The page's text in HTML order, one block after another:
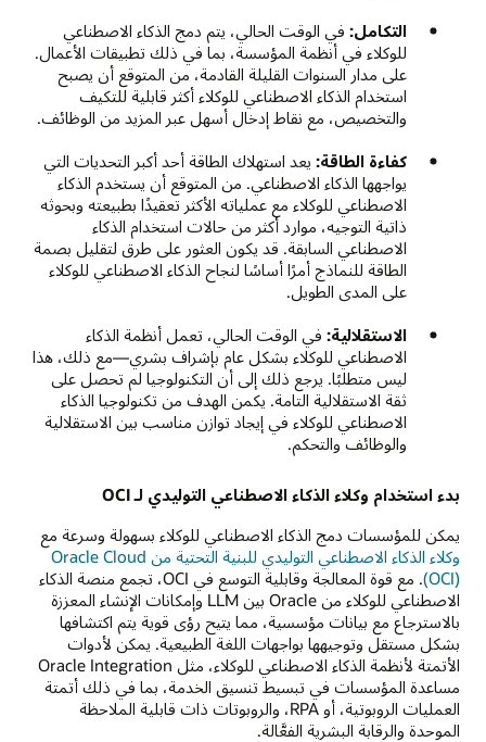
التكامل: في الوقت الحالي، يتم دمج الذكاء الاصطناعي
للوكلاء في أنظمة المؤسسة، بما في ذلك تطبيقات الأعمال.
على مدار السنوات القليلة القادمة، من المتوقع أن يصبح
استخدام الذكاء الاصطناعي للوكلاء أكثر قابلية للتكيف
والتخصيص، مع نقاط إدخال أسهل عبر المزيد من الوظائف.
كفاءة الطاقة: يعد استهلاك الطاقة أحد أكبر التحديات التي
يواجهها الذكاء الاصطناعي. من المتوقع أن يستخدم الذكاء
الاصطناعي للوكلاء مع عملياته الأكثر تعقيدًا بطبيعته وبحوثه
ذاتية التوجيه، موارد أكثر من حالات استخدام الذكاء
الاصطناعي السابقة. قد يكون العثور على طرق لتقليل بصمة
الطاقة للنماذج أمرًا أساسًا لنجاح الذكاء الاصطناعي للوكلاء
على المدى الطويل.
الاستقلالية: في الوقت الحالي، تعمل أنظمة الذكاء
الاصطناعي للوكلاء بشكل عام بإشراف بشري—مع ذلك، هذا
ليس متطلبًا. يرجع ذلك إلى أن التكنولوجيا لم تحصل على
ثقة الاستقلالية التامة. يكمن الهدف من تكنولوجيا الذكاء
الاصطناعي للوكلاء في إيجاد توازن مناسب بين الاستقلالية
والوظائف والتحكم.
بدء استخدام وكلاء الذكاء الاصطناعي التوليدي لـ OCI
يمكن للمؤسسات دمج الذكاء الاصطناعي للوكلاء بسهولة وسرعة مع
وكلاء الذكاء الاصطناعي التوليدي للبنية التحتية من Oracle Cloud
(OCI)
. مع قوة المعالجة وقابلية التوسع في OCI، تجمع منصة الذكاء
الاصطناعي للوكلاء من Oracle بين LLM وإمكانات الإنشاء المعززة
بالاسترجاع مع بيانات مؤسسية، مما يتيح رؤى قوية يتم اكتشافها
بشكل مستقل وتوجيهها بواجهات اللغة الطبيعية. يمكن لأدوات
الأتمتة لأنظمة الذكاء الاصطناعي للوكلاء، مثل Oracle Integration
مساعدة المؤسسات في تبسيط تنسيق الخدمة، بما في ذلك أتمتة
العمليات الروبوتية، أو RPA، والروبوتات ذات قابلية الملاحظة
الموحدة والرقابة البشرية الفعَّالة.